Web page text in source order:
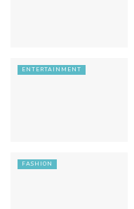
ENTERTAINMENT
FASHION